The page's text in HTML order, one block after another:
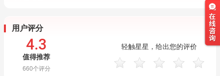
用户评分
4.3
值得推荐
660个评分
轻触星星，给出您的评价